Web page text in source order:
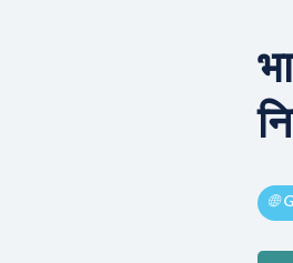
🌐